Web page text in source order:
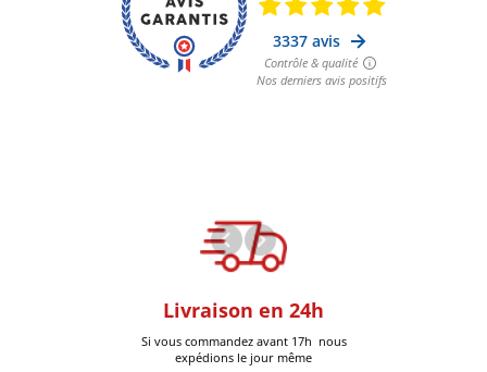
Livraison en 24h
Si vous commandez avant 17h nous
expédions le jour même